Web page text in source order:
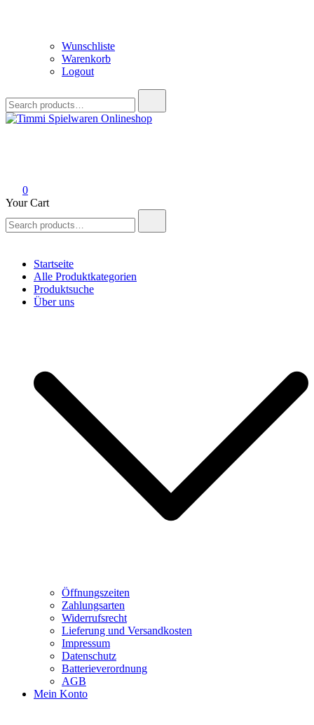
Wunschliste
Warenkorb
Logout
for:
0
Your Cart
for:
Startseite
Alle Produktkategorien
Produktsuche
Über uns
Öffnungszeiten
Zahlungsarten
Widerrufsrecht
Lieferung und Versandkosten
Impressum
Datenschutz
Batterieverordnung
AGB
Mein Konto